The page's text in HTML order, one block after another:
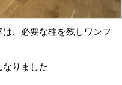
、必要な柱を残しワンフ
りました